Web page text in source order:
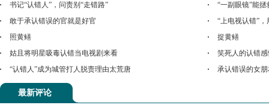
书记“认错人”，问责别“走错路”
“一副眼镜”能
敢于承认错误的官就是好官
“上电视认错”
照黄鳝
捉黄鳝
姑且将明星吸毒认错当电视剧来看
笑死人的认错
“认错人”成为城管打人脱责理由太荒唐
承认错误的女
最新评论